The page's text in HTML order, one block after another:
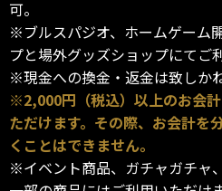
可。
※ブルスパジオ、ホームゲーム
プと場外グッズショップにてご
※現金への換金・返金は致しかね
※2,000円（税込）以上のお会
ただけます。その際、お会計を
くことはできません。
※イベント商品、ガチャガチャ